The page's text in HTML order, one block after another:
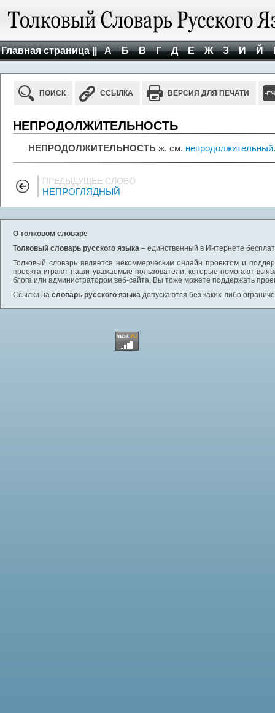
Главная страница || А Б В Г Д Е Ж З И Й
ПОИСК ССЫЛКА ВЕРСИЯ ДЛЯ ПЕЧАТИ
НЕПРОДОЛЖИТЕЛЬНОСТЬ
НЕПРОДОЛЖИТЕЛЬНОСТЬ ж. см. непродолжительный.
ПРЕДЫДУЩЕЕ СЛОВО
НЕПРОГЛЯДНЫЙ
О толковом словаре
Толковый словарь русского языка – единственный в Интернете
Толковый словарь является некоммерческим онлайн проектом и
проекта играют наши уважаемые пользователи, которые помогают
блога или администратором веб-сайта, Вы тоже можете поддержать
Ссылки на словарь русского языка допускаются без каких-либо